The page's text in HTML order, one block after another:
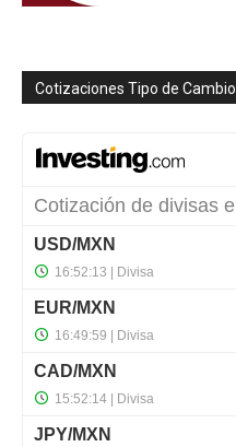
Cotizaciones Tipo de Cambio